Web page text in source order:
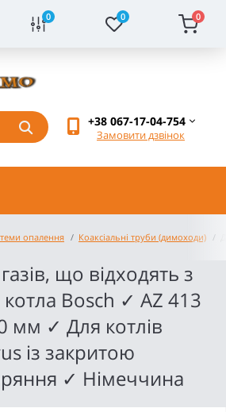
0 0 0
+38 067-17-04-754
Замовити дзвінок
опалення Коаксіальні труби (димоходи)
що відходять з
Bosch ✓ AZ 413
мм ✓ Для котлів
із закритою
✓ Німеччина